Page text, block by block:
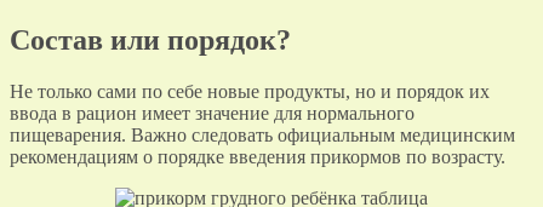
Состав или порядок?
Не только сами по себе новые продукты, но и порядок их
ввода в рацион имеет значение для нормального
пищеварения. Важно следовать официальным медицинским
рекомендациям о порядке введения прикормов по возрасту.